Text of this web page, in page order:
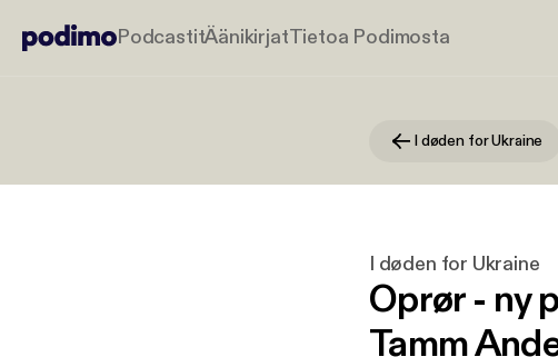
PodcastitÄänikirjatTietoa Podimosta
I døden for Ukraine
I døden for Ukraine
Oprør - ny
Tamm